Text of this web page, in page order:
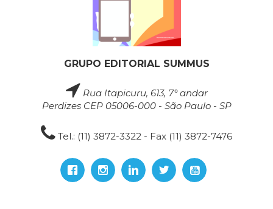
GRUPO EDITORIAL SUMMUS
Rua Itapicuru, 613, 7° andar
Perdizes CEP 05006-000 - São Paulo - SP
Tel.: (11) 3872-3322 - Fax (11) 3872-7476